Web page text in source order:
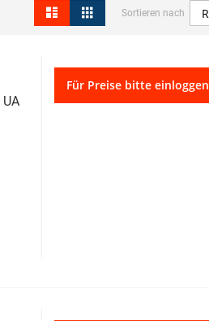
Sortieren nach
Ansicht Raster
Für Preise bitte einloggen